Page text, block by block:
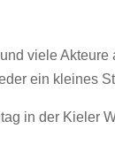
viele Akteure
ein kleines
in der Kieler